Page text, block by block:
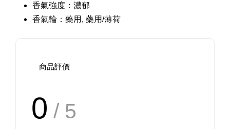
香氣強度：濃郁
香氣輪：藥用, 藥用/薄荷
商品評價
0 / 5